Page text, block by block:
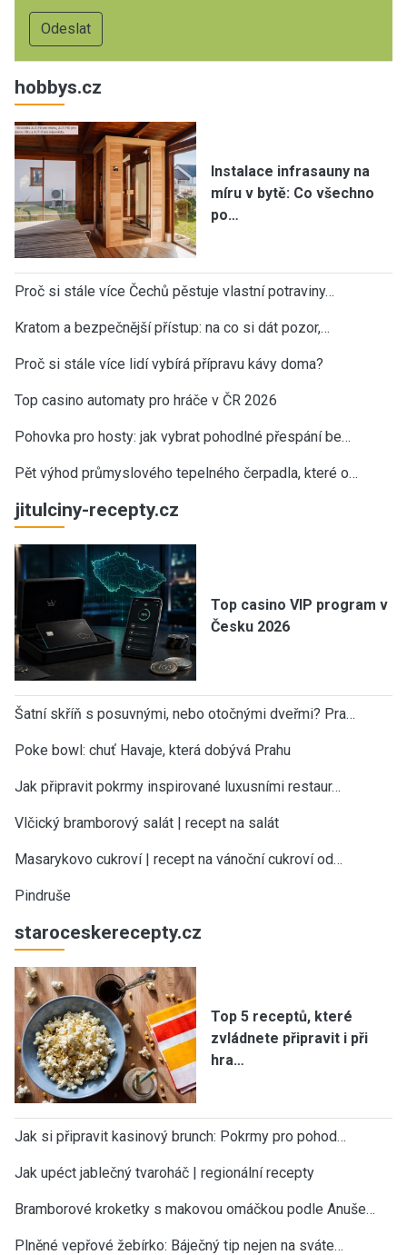
hobbys.cz
Instalace infrasauny na
míru v bytě: Co všechno
po…
Proč si stále více Čechů pěstuje vlastní potraviny…
Kratom a bezpečnější přístup: na co si dát pozor,…
Proč si stále více lidí vybírá přípravu kávy doma?
Top casino automaty pro hráče v ČR 2026
Pohovka pro hosty: jak vybrat pohodlné přespání be…
Pět výhod průmyslového tepelného čerpadla, které o…
jitulciny-recepty.cz
Top casino VIP program v
Česku 2026
Šatní skříň s posuvnými, nebo otočnými dveřmi? Pra…
Poke bowl: chuť Havaje, která dobývá Prahu
Jak připravit pokrmy inspirované luxusními restaur…
Vlčický bramborový salát | recept na salát
Masarykovo cukroví | recept na vánoční cukroví od…
Pindruše
staroceskerecepty.cz
Top 5 receptů, které
zvládnete připravit i při
hra…
Jak si připravit kasinový brunch: Pokrmy pro pohod…
Jak upéct jablečný tvaroháč | regionální recepty
Bramborové kroketky s makovou omáčkou podle Anuše…
Plněné vepřové žebírko: Báječný tip nejen na sváte…